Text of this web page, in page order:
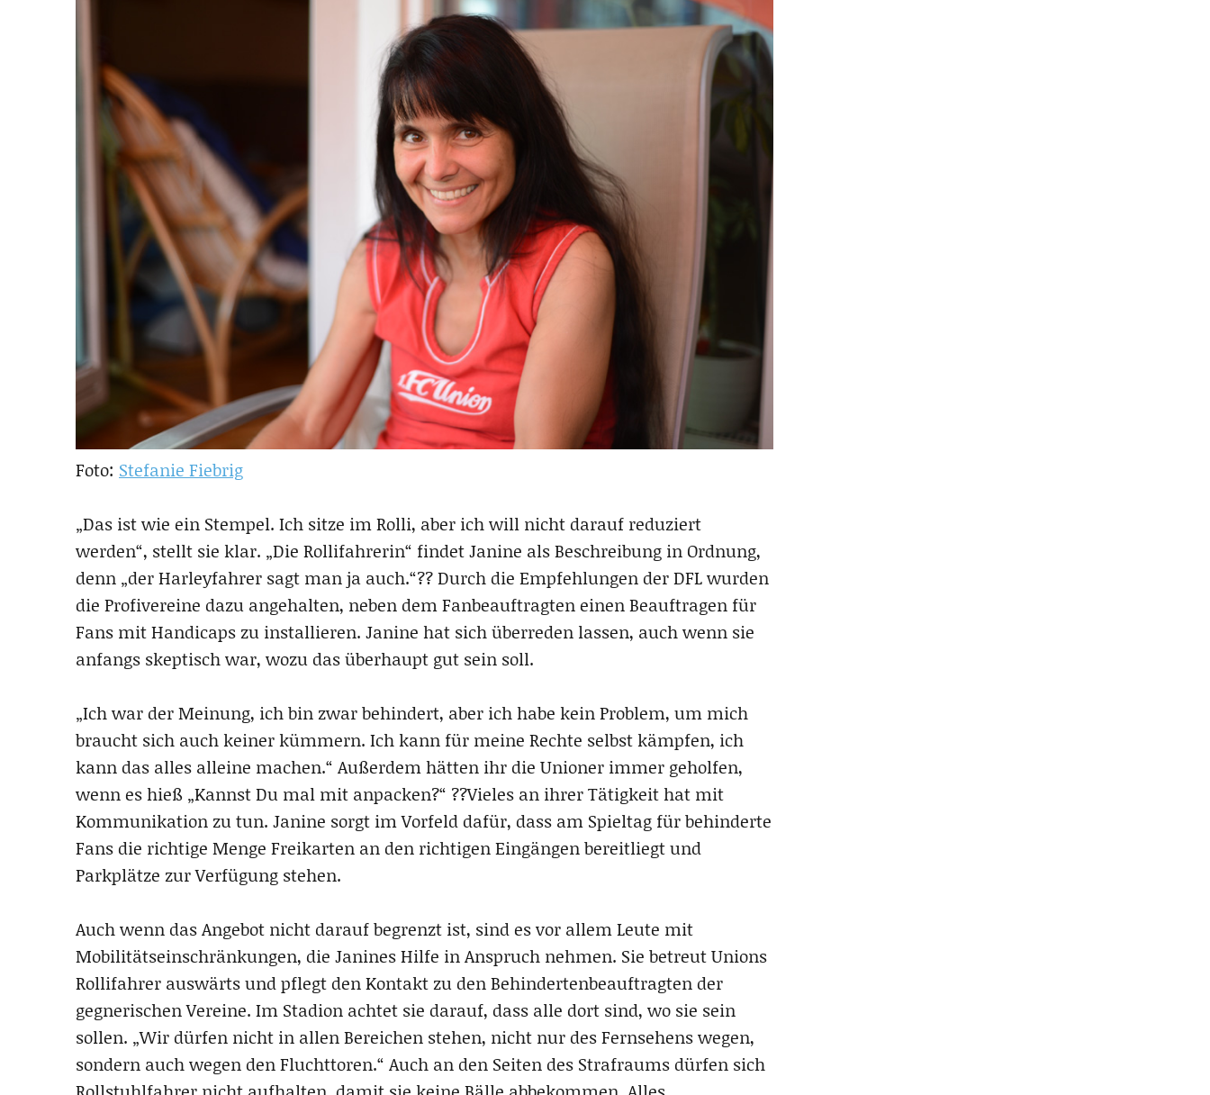
Foto: Stefanie Fiebrig
„Das ist wie ein Stempel. Ich sitze im Rolli, aber ich will nicht darauf reduziert
werden“, stellt sie klar. „Die Rollifahrerin“ findet Janine als Beschreibung in Ordnung,
denn „der Harleyfahrer sagt man ja auch.“?? Durch die Empfehlungen der DFL wurden
die Profivereine dazu angehalten, neben dem Fanbeauftragten einen Beauftragen für
Fans mit Handicaps zu installieren. Janine hat sich überreden lassen, auch wenn sie
anfangs skeptisch war, wozu das überhaupt gut sein soll.
„Ich war der Meinung, ich bin zwar behindert, aber ich habe kein Problem, um mich
braucht sich auch keiner kümmern. Ich kann für meine Rechte selbst kämpfen, ich
kann das alles alleine machen.“ Außerdem hätten ihr die Unioner immer geholfen,
wenn es hieß „Kannst Du mal mit anpacken?“ ??Vieles an ihrer Tätigkeit hat mit
Kommunikation zu tun. Janine sorgt im Vorfeld dafür, dass am Spieltag für behinderte
Fans die richtige Menge Freikarten an den richtigen Eingängen bereitliegt und
Parkplätze zur Verfügung stehen.
Auch wenn das Angebot nicht darauf begrenzt ist, sind es vor allem Leute mit
Mobilitätseinschränkungen, die Janines Hilfe in Anspruch nehmen. Sie betreut Unions
Rollifahrer auswärts und pflegt den Kontakt zu den Behindertenbeauftragten der
gegnerischen Vereine. Im Stadion achtet sie darauf, dass alle dort sind, wo sie sein
sollen. „Wir dürfen nicht in allen Bereichen stehen, nicht nur des Fernsehens wegen,
sondern auch wegen den Fluchttoren.“ Auch an den Seiten des Strafraums dürfen sich